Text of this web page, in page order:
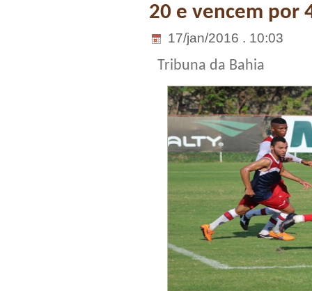
20 e vencem por
17/jan/2016 . 10:03
Tribuna da Bahia